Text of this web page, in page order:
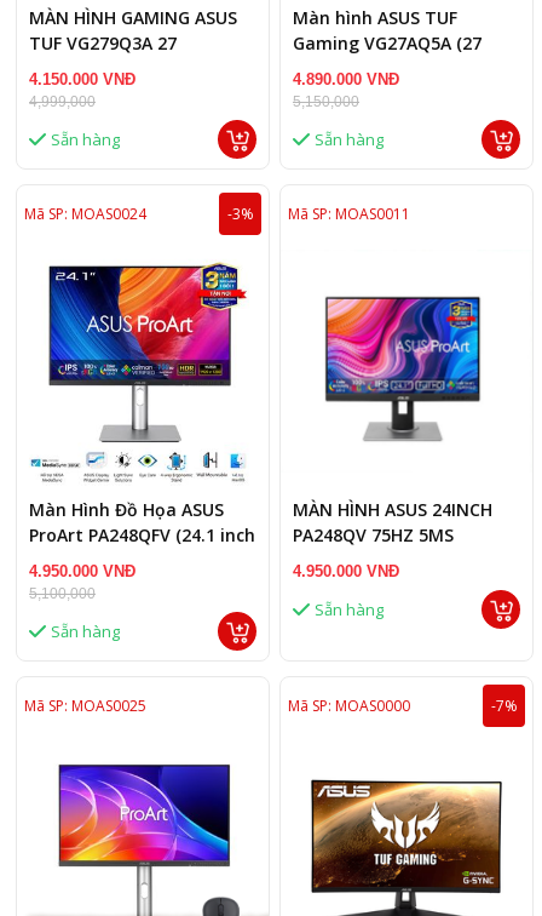
MÀN HÌNH GAMING ASUS
TUF VG279Q3A 27
4.150.000 VNĐ
4,999,000
Sẵn hàng
Màn hình ASUS TUF
Gaming VG27AQ5A (27
inch - IPS - 2K - 210Hz -
1ms - Speaker
4.890.000 VNĐ
5,150,000
Sẵn hàng
Mã SP: MOAS0024 -3%
Màn Hình Đồ Họa ASUS
ProArt PA248QFV (24.1 inch
- IPS - WUXGA - 100Hz -
5ms - Speaker)
4.950.000 VNĐ
5,100,000
Sẵn hàng
Mã SP: MOAS0011
MÀN HÌNH ASUS 24INCH
PA248QV 75HZ 5MS
4.950.000 VNĐ
Sẵn hàng
Mã SP: MOAS0025 Mã SP: MOAS0000 -7%